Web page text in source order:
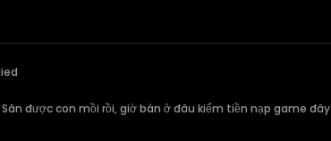
được con mồi rồi, giờ bán ở đâu kiếm tiền nạp game đây